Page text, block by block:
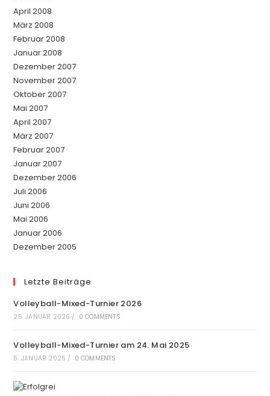
April 2008
März 2008
Februar 2008
Januar 2008
Dezember 2007
November 2007
Oktober 2007
Mai 2007
April 2007
März 2007
Februar 2007
Januar 2007
Dezember 2006
Juli 2006
Juni 2006
Mai 2006
Januar 2006
Dezember 2005
Letzte Beiträge
Volleyball-Mixed-Turnier 2026
25. JANUAR 2026 / 0 COMMENTS
Volleyball-Mixed-Turnier am 24. Mai 2025
5. JANUAR 2025 / 0 COMMENTS